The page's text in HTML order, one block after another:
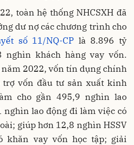
toàn hệ thống NHCSXH đã
dư nợ các chương trình cho
số 11/NQ-CP là 8.896 tỷ
nghìn khách hàng vay vốn.
2022, vốn tín dụng chính
trợ vốn đầu tư sản xuất kinh
cho gần 495,9 nghìn lao
nghìn lao động đi làm việc có
giúp hơn 12,8 nghìn HSSV
khăn vay vốn học tập; giải